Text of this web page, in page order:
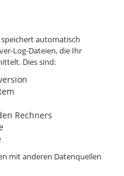
automatisch
Log-Dateien, die Ihr
Dies sind:
Rechners
mit anderen Datenquellen